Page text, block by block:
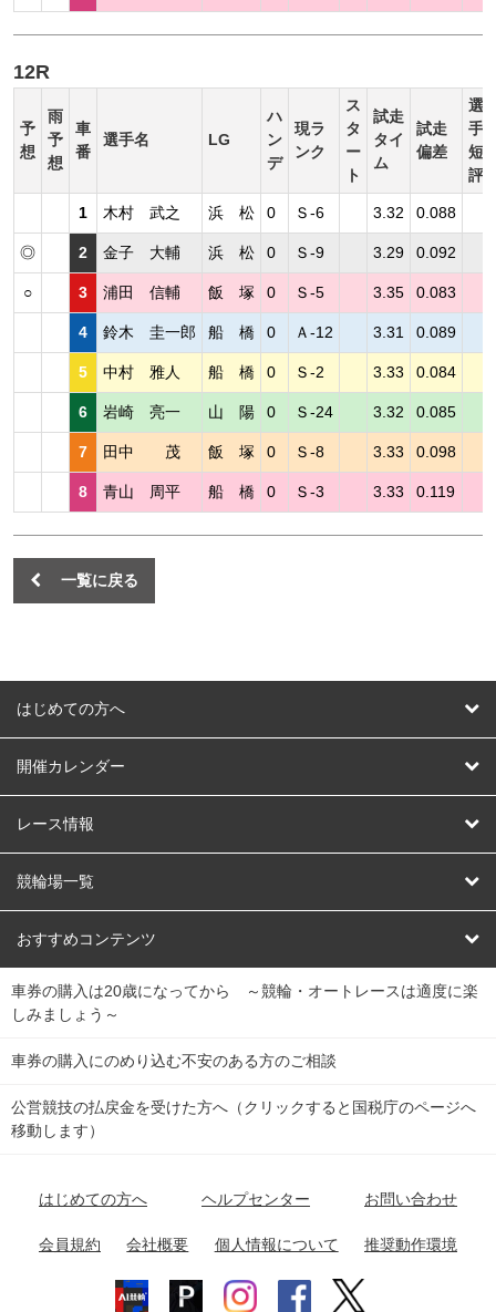
12R
予
想
雨
予
想
車
番
選手名 LG
ハ
ン
デ
現ラ
ンク
ス
タ
ー
ト
試走
タイ
ム
試走
偏差
選
手
短
評
1 木村 武之 浜 松 0 Ｓ-6 3.32 0.088
◎ 2 金子 大輔 浜 松 0 Ｓ-9 3.29 0.092
○ 3 浦田 信輔 飯 塚 0 Ｓ-5 3.35 0.083
4 鈴木 圭一郎 船 橋 0 Ａ-12 3.31 0.089
5 中村 雅人 船 橋 0 Ｓ-2 3.33 0.084
6 岩崎 亮一 山 陽 0 Ｓ-24 3.32 0.085
7 田中 茂 飯 塚 0 Ｓ-8 3.33 0.098
8 青山 周平 船 橋 0 Ｓ-3 3.33 0.119
一覧に戻る
はじめての方へ
はじめての方へ
開催カレンダー
競輪
オートレース
競輪くじ
Dokanto!
チャリロトプラザ
レース情報
レース予想
レース結果
キャリーオーバー一覧
競輪場一覧
北日本 函館競輪場
関
東
弥彦競輪場 前橋競輪場 取手競輪場 宇都宮競輪場
関
東
小田原競輪場
名古屋競輪場 岐阜競輪場 大垣競輪場 豊橋競輪場
富山競輪場 松阪競輪場 四日市競輪場
福井競輪場 奈良競輪場 向日町競輪場
おすすめコンテンツ
競輪選手情報
Perfecta Navi
netkeirin
車券の購入は20歳になってから ～競輪・オートレースは適度に楽
しみましょう～
車券の購入にのめり込む不安のある方のご相談
公営競技の払戻金を受けた方へ（クリックすると国税庁のページへ
移動します）
はじめての方へ ヘルプセンター お問い合わせ
会員規約 会社概要 個人情報について 推奨動作環境